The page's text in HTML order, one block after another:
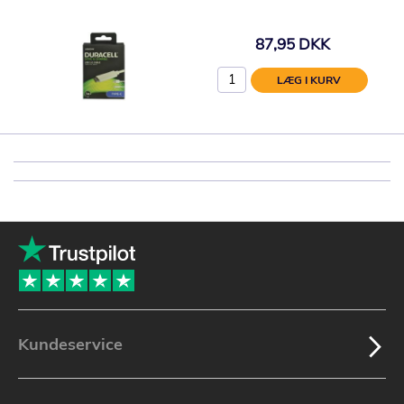
87,95 DKK
LÆG I KURV
Kundeservice